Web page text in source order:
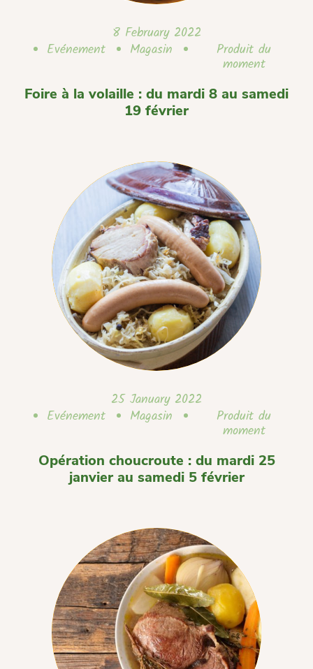
8 February 2022
Evénement
Magasin Produit du
moment
Foire à la volaille : du mardi 8 au samedi
19 février
25 January 2022
Evénement
Magasin Produit du
moment
Opération choucroute : du mardi 25
janvier au samedi 5 février